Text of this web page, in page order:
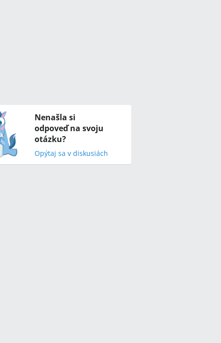
Nenašla si
odpoveď na svoju
otázku?
Opýtaj sa v diskusiách